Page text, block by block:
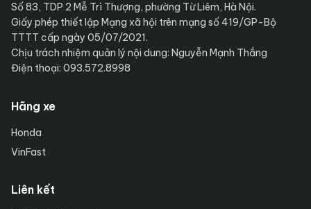
Số 83, TDP 2 Mễ Trì Thượng, phường Từ Liêm, Hà Nội.
Giấy phép thiết lập Mạng xã hội trên mạng số 419/GP-Bộ
TTTT cấp ngày 05/07/2021.
Chịu trách nhiệm quản lý nội dung: Nguyễn Mạnh Thắng
Điện thoại: 093.572.8998
Hãng xe
Honda
VinFast
Liên kết